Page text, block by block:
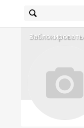
Заблокировать